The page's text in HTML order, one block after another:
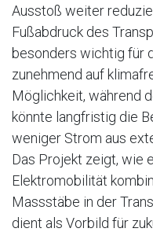
Ausstoß weiter
Fußabdruck des
besonders wichtig für
zunehmend auf
Möglichkeit, während
könnte langfristig die
weniger Strom aus
Das Projekt zeigt, wie
Elektromobilität
Massstäbe in der
dient als Vorbild für